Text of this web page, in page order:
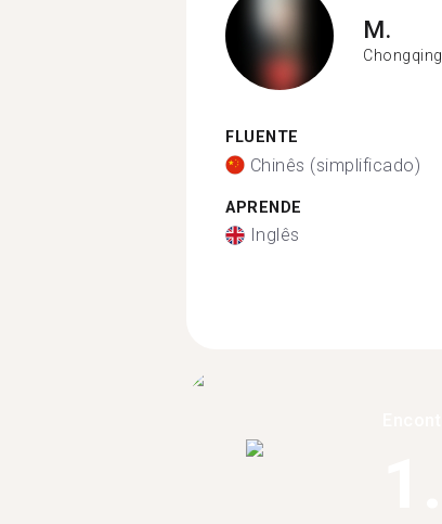
M.
Chongqing
FLUENTE
Chinês (simplificado)
APRENDE
Inglês